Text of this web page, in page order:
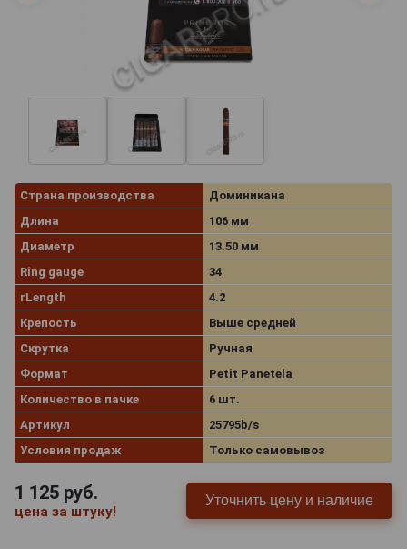
Страна производства
Доминикана
Длина
106 мм
Диаметр
13.50 мм
Ring gauge
34
rLength
4.2
Крепость
Выше средней
Скрутка
Ручная
Формат
Petit Panetela
Количество в пачке
6 шт.
Артикул
25795b/s
Условия продаж
Только самовывоз
1 125 руб.
цена за штуку!
Уточнить цену и наличие